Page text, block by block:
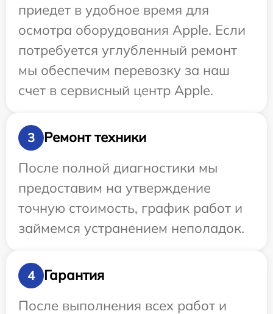
приедет в удобное время для
осмотра оборудования Apple. Если
потребуется углубленный ремонт
мы обеспечим перевозку за наш
счет в сервисный центр Apple.
3
Ремонт техники
После полной диагностики мы
предоставим на утверждение
точную стоимость, график работ и
займемся устранением неполадок.
4
Гарантия
После выполнения всех работ и